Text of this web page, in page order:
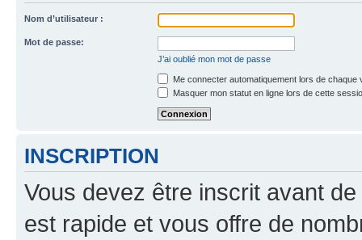
Nom d’utilisateur :
Mot de passe:
J’ai oublié mon mot de passe
Me connecter automatiquement lors de chaque
Masquer mon statut en ligne lors de cette
INSCRIPTION
Vous devez être inscrit avant
est rapide et vous offre de